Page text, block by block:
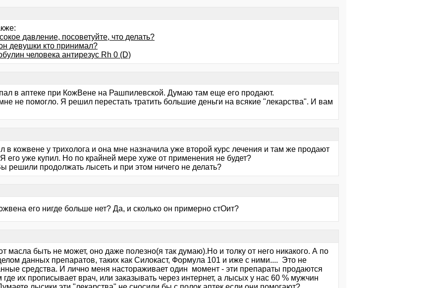
давление, посоветуйте, что делать?
девушки кто принимал?
человека антирезус Rh 0 (D)
в аптеке при КожВене на Рашпилевской. Думаю там еще его продают.
не помогло. Я решил перестать тратить большие деньги на всякие "лекарства". И вам
в кожвене у трихолога и она мне назначила уже второй курс лечения и там же продают
его уже купил. Но по крайней мере хуже от применения не будет?
решили продолжать лысеть и при этом ничего не делать?
его нигде больше нет? Да, и сколько он примерно стОит?
масла быть не может, оно даже полезно(я так думаю).Но и толку от него никакого. А по
данных препаратов, таких как Силокаст, Формула 101 и иже с ними.... Это не
средства. И лично меня настораживает один момент - эти препараты продаются
где их прописывает врач, или заказывать через интернет, а лысых у нас 60 % мужчин